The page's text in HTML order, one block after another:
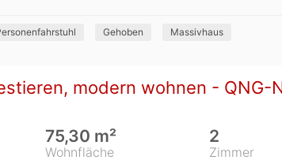
Gehoben Massivhaus
modern wohnen - QNG-
Wohnfläche
75,30 m²
Zimmer
2